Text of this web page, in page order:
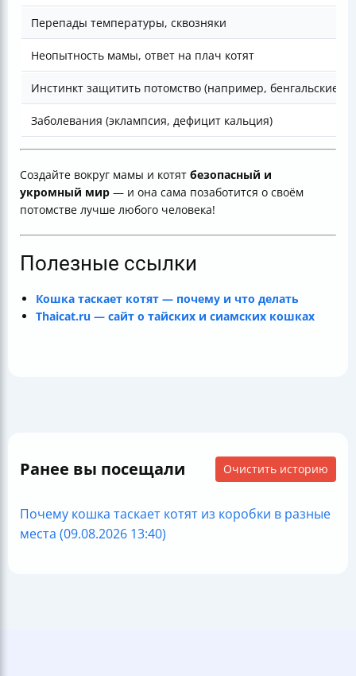
Перепады температуры, сквозняки
Неопытность мамы, ответ на плач котят
Инстинкт защитить потомство (например, бенгальские
Заболевания (эклампсия, дефицит кальция)
Создайте вокруг мамы и котят безопасный и
укромный мир — и она сама позаботится о своём
потомстве лучше любого человека!
Полезные ссылки
Кошка таскает котят — почему и что делать
Thaicat.ru — сайт о тайских и сиамских кошках
Ранее вы посещали Очистить историю
Почему кошка таскает котят из коробки в разные
места (09.08.2026 13:40)